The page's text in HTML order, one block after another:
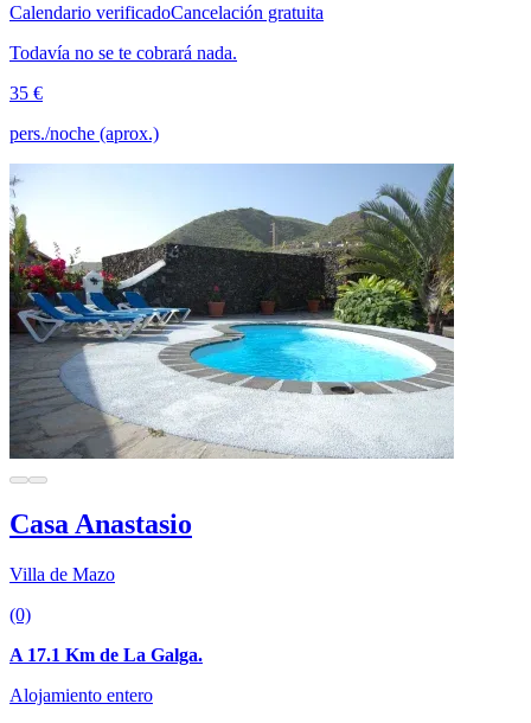
Calendario verificadoCancelación gratuita
Todavía no se te cobrará nada.
35 €
pers./noche (aprox.)
Casa Anastasio
Villa de Mazo
(0)
A 17.1 Km de La Galga.
Alojamiento entero